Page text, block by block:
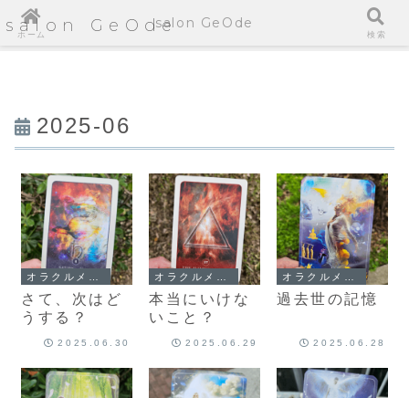
salon GeOde
2025-06
さて、次はど
うする？
2025.06.30
本当にいけな
いこと？
2025.06.29
過去世の記憶
2025.06.28
ホーム
salon GeOde
検索